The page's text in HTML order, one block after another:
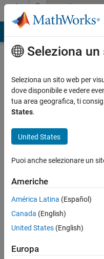
Vai al contenutoCommunity
Profile
Huy
Nguyen
Duc
Attivo
Following:
Follow
Seleziona
Seleziona un sito web per
dove disponibile e vedere
tua area geografica, ti
States.
United States
Puoi anche selezionare un
Americhe
América Latina (Español)
Canada (English)
United States (English)
Europa